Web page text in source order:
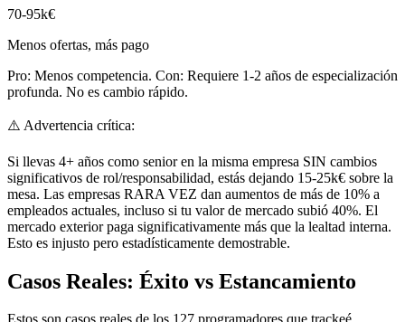
70-95k€
Menos ofertas, más pago
Pro: Menos competencia. Con: Requiere 1-2 años de especialización
profunda. No es cambio rápido.
⚠️ Advertencia crítica:
Si llevas 4+ años como senior en la misma empresa SIN cambios
significativos de rol/responsabilidad, estás dejando 15-25k€ sobre la
mesa. Las empresas RARA VEZ dan aumentos de más de 10% a
empleados actuales, incluso si tu valor de mercado subió 40%. El
mercado exterior paga significativamente más que la lealtad interna.
Esto es injusto pero estadísticamente demostrable.
Casos Reales: Éxito vs Estancamiento